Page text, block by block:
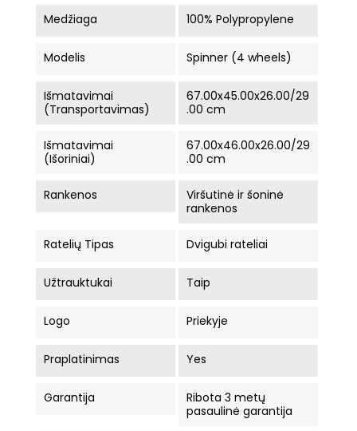
Medžiaga 100% Polypropylene
Modelis Spinner (4 wheels)
Išmatavimai
(Transportavimas)
67.00x45.00x26.00/29
.00 cm
Išmatavimai
(Išoriniai)
67.00x46.00x26.00/29
.00 cm
Rankenos
Viršutinė ir šoninė
rankenos
Ratelių Tipas Dvigubi rateliai
Užtrauktukai Taip
Logo Priekyje
Praplatinimas Yes
Garantija
Ribota 3 metų
pasaulinė garantija